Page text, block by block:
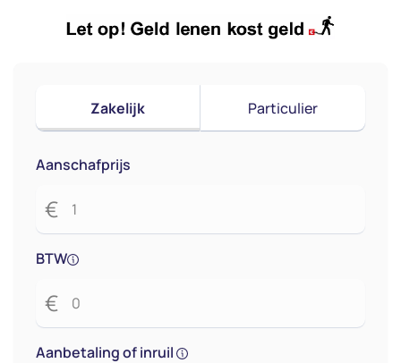
Zakelijk Particulier
Aanschafprijs
€
BTW
€
Aanbetaling of inruil